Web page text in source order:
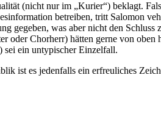
(nicht nur im „Kurier“) beklagt.
betreiben, tritt Salomon
was aber nicht den Schluss
Chorherr) hätten gerne von
sei ein untypischer Einzelfall.
ist es jedenfalls ein erfreuliches